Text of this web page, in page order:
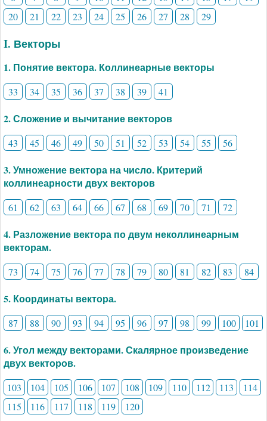
20
21 22 23 24 25 26 27 28 29
I. Векторы
1. Понятие вектора. Коллинеарные векторы
33 34 35 36 37 38 39 41
2. Сложение и вычитание векторов
43 45 46 49 50 51 52 53 54 55 56
3. Умножение вектора на число. Критерий
коллинеарности двух векторов
61 62 63 64 66 67 68 69 70 71 72
4. Разложение вектора по двум неколлинеарным
векторам.
73 74 75 76 77 78 79 80 81 82 83 84
5. Координаты вектора.
87 88 90 93 94 95 96 97 98 99 100 101
6. Угол между векторами. Скалярное произведение
двух векторов.
103 104 105 106 107 108 109 110 112 113
114
115
116 117 118 119 120